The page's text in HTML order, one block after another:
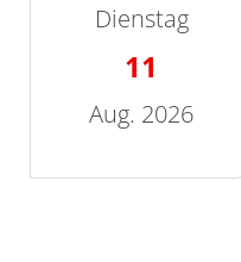
Dienstag
11
Aug. 2026